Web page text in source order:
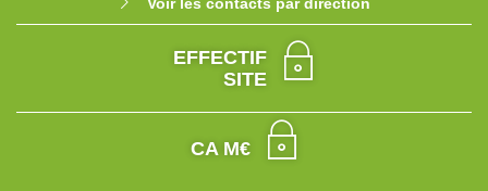
EFFECTIF
SITE
CA M€